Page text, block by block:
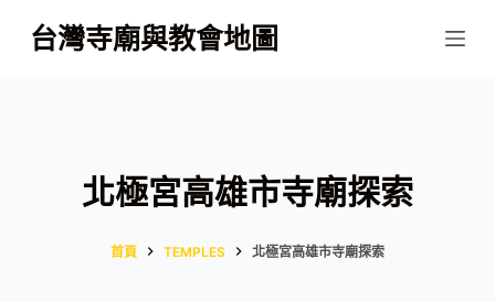
跳
至
台灣寺廟與教會地圖
北極宮高雄市寺廟探索
首頁 TEMPLES 北極宮高雄市寺廟探索